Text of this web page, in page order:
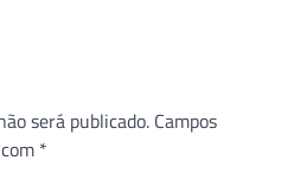
será publicado. Campos
*